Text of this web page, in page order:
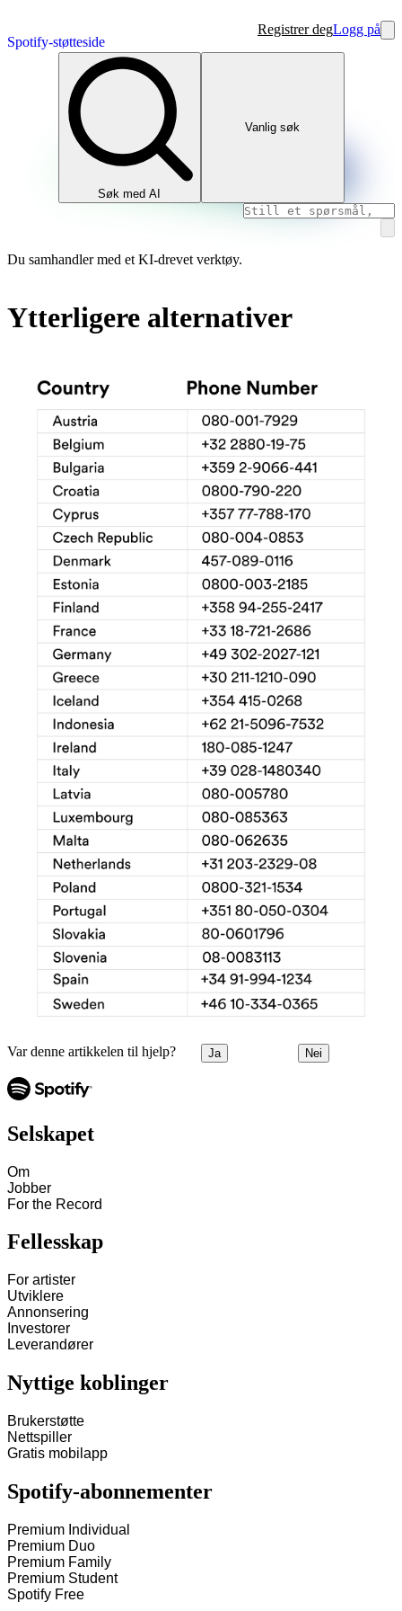
Spotify-støtteside
Registrer degLogg på
Søk med AI
Vanlig søk
Du samhandler med et KI-drevet verktøy.
Ytterligere alternativer
Var denne artikkelen til hjelp? Ja Nei
Selskapet
Om
Jobber
For the Record
Fellesskap
For artister
Utviklere
Annonsering
Investorer
Leverandører
Nyttige koblinger
Brukerstøtte
Nettspiller
Gratis mobilapp
Spotify-abonnementer
Premium Individual
Premium Duo
Premium Family
Premium Student
Spotify Free